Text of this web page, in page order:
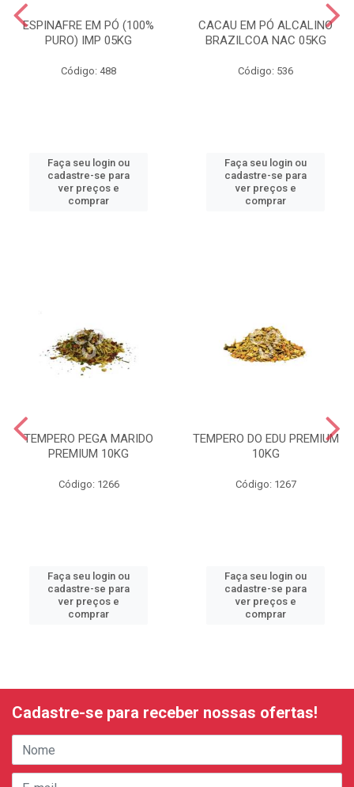
ESPINAFRE EM PÓ (100%
PURO) IMP 05KG
Código: 488
Faça seu login ou
cadastre-se para
ver preços e
comprar
CACAU EM PÓ ALCALINO
BRAZILCOA NAC 05KG
Código: 536
Faça seu login ou
cadastre-se para
ver preços e
comprar
TEMPERO PEGA MARIDO
PREMIUM 10KG
Código: 1266
Faça seu login ou
cadastre-se para
ver preços e
comprar
TEMPERO DO EDU PREMIUM
10KG
Código: 1267
Faça seu login ou
cadastre-se para
ver preços e
comprar
Cadastre-se para receber nossas ofertas!